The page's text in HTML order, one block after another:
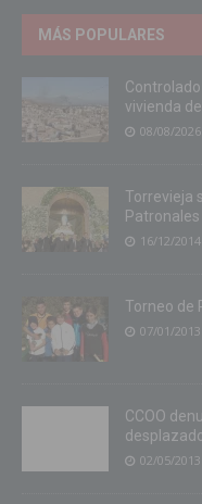
MÁS POPULARES
vivienda
08/08/2026
Torrevieja
16/12/2014
Torneo de
07/01/2013
CCOO
02/05/2013